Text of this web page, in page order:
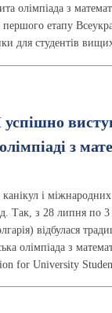
олімпіада з
етапу
для студентів
з
і міжнародних
Так, з 28 липня по 3
відбулася
олімпіада з
for University